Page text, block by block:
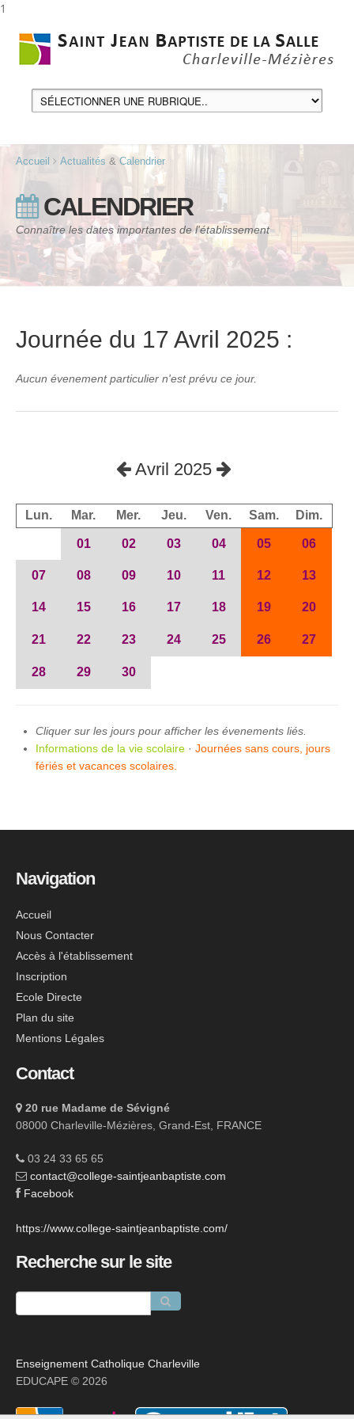
1
Accueil Actualités & Calendrier
CALENDRIER
Connaître les dates importantes de l'établissement
Journée du 17 Avril 2025 :
Aucun évenement particulier n'est prévu ce jour.
Avril 2025
Lun. Mar. Mer. Jeu. Ven. Sam. Dim.
01 02 03 04 05 06
07 08 09 10 11 12 13
14 15 16 17 18 19 20
21 22 23 24 25 26 27
28 29 30
Cliquer sur les jours pour afficher les évenements liés.
Informations de la vie scolaire · Journées sans cours, jours
fériés et vacances scolaires.
Navigation
Accueil
Nous Contacter
Accès à l'établissement
Inscription
Ecole Directe
Plan du site
Mentions Légales
Contact
20 rue Madame de Sévigné
08000 Charleville-Mézières, Grand-Est, FRANCE
03 24 33 65 65
contact@college-saintjeanbaptiste.com
Facebook
https://www.college-saintjeanbaptiste.com/
Recherche sur le site
Enseignement Catholique Charleville
EDUCAPE © 2026